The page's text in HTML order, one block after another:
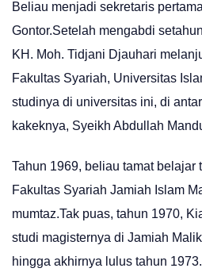
Beliau menjadi sekretaris
Gontor.Setelah mengabdi
KH. Moh. Tidjani Djauhari
Fakultas Syariah, Universitas
studinya di universitas ini, di
kakeknya, Syeikh Abdullah
Tahun 1969, beliau tamat belajar
Fakultas Syariah Jamiah Islam
mumtaz.Tak puas, tahun 1970,
studi magisternya di Jamiah
hingga akhirnya lulus tahun 1973.